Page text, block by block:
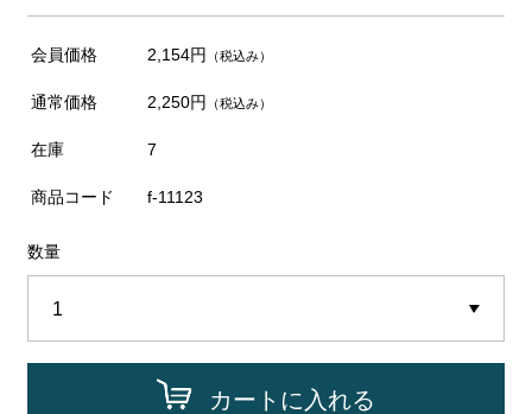
会員価格 2,154円 （税込み）
通常価格 2,250円 （税込み）
在庫 7
商品コード f-11123
数量
カートに入れる